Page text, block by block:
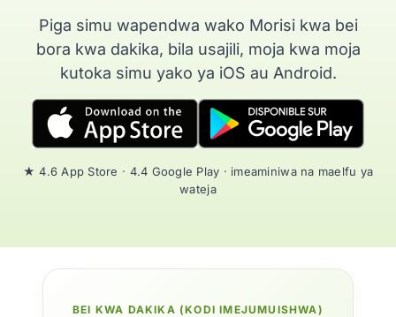
Piga simu wapendwa wako Morisi kwa bei
bora kwa dakika, bila usajili, moja kwa moja
kutoka simu yako ya iOS au Android.
★ 4.6 App Store · 4.4 Google Play · imeaminiwa na maelfu ya
wateja
BEI KWA DAKIKA (KODI IMEJUMUISHWA)